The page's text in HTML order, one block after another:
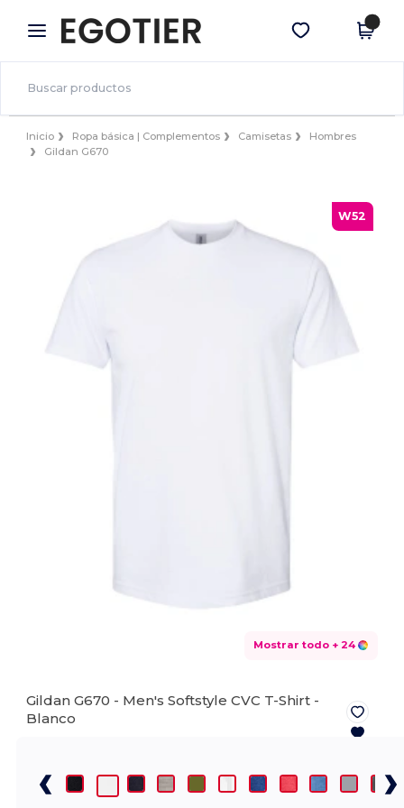
× App de Egotier
¡Mejores precios en app!
Descargar app
Inicio Ropa básica | Complementos Camisetas
Hombres
Gildan G670
W52
Mostrar todo + 24
Gildan G670 - Men's Softstyle CVC T-Shirt -
Blanco